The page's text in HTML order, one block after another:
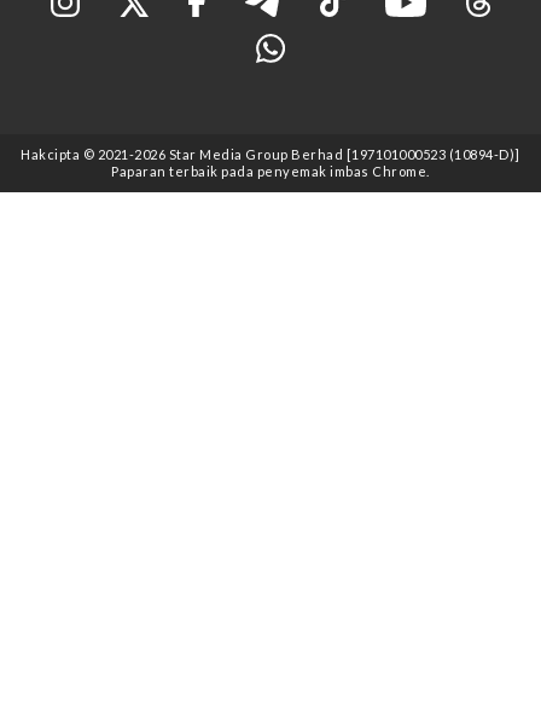
Hakcipta © 2021 -2026 Star Media Group Berhad [197101000523 (10894-D)]
Paparan terbaik pada penyemak imbas Chrome.